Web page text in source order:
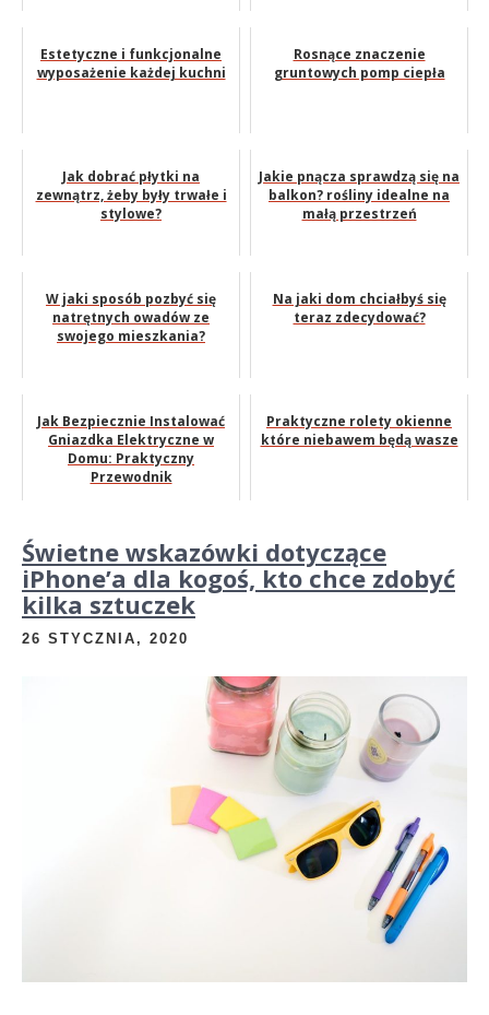
Estetyczne i funkcjonalne
wyposażenie każdej kuchni
Rosnące znaczenie
gruntowych pomp ciepła
Jak dobrać płytki na
zewnątrz, żeby były trwałe i
stylowe?
Jakie pnącza sprawdzą się na
balkon? rośliny idealne na
małą przestrzeń
W jaki sposób pozbyć się
natrętnych owadów ze
swojego mieszkania?
Na jaki dom chciałbyś się
teraz zdecydować?
Jak Bezpiecznie Instalować
Gniazdka Elektryczne w
Domu: Praktyczny
Przewodnik
Praktyczne rolety okienne
które niebawem będą wasze
Świetne wskazówki dotyczące
iPhone’a dla kogoś, kto chce zdobyć
kilka sztuczek
26 STYCZNIA, 2020